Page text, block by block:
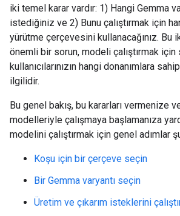
iki temel karar vardır: 1) Hangi Gemma
istediğiniz ve 2) Bunu çalıştırmak için
yürütme çerçevesini kullanacağınız. Bu
önemli bir sorun, modeli çalıştırmak
kullanıcılarınızın hangi donanımlara
ilgilidir.
Bu genel bakış, bu kararları vermenize
modelleriyle çalışmaya başlamanıza
modelini çalıştırmak için genel adımlar
Koşu için bir çerçeve seçin
Bir Gemma varyantı seçin
Üretim ve çıkarım isteklerini